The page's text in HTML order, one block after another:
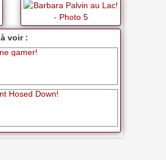
voir :
gamer!
Hosed Down!